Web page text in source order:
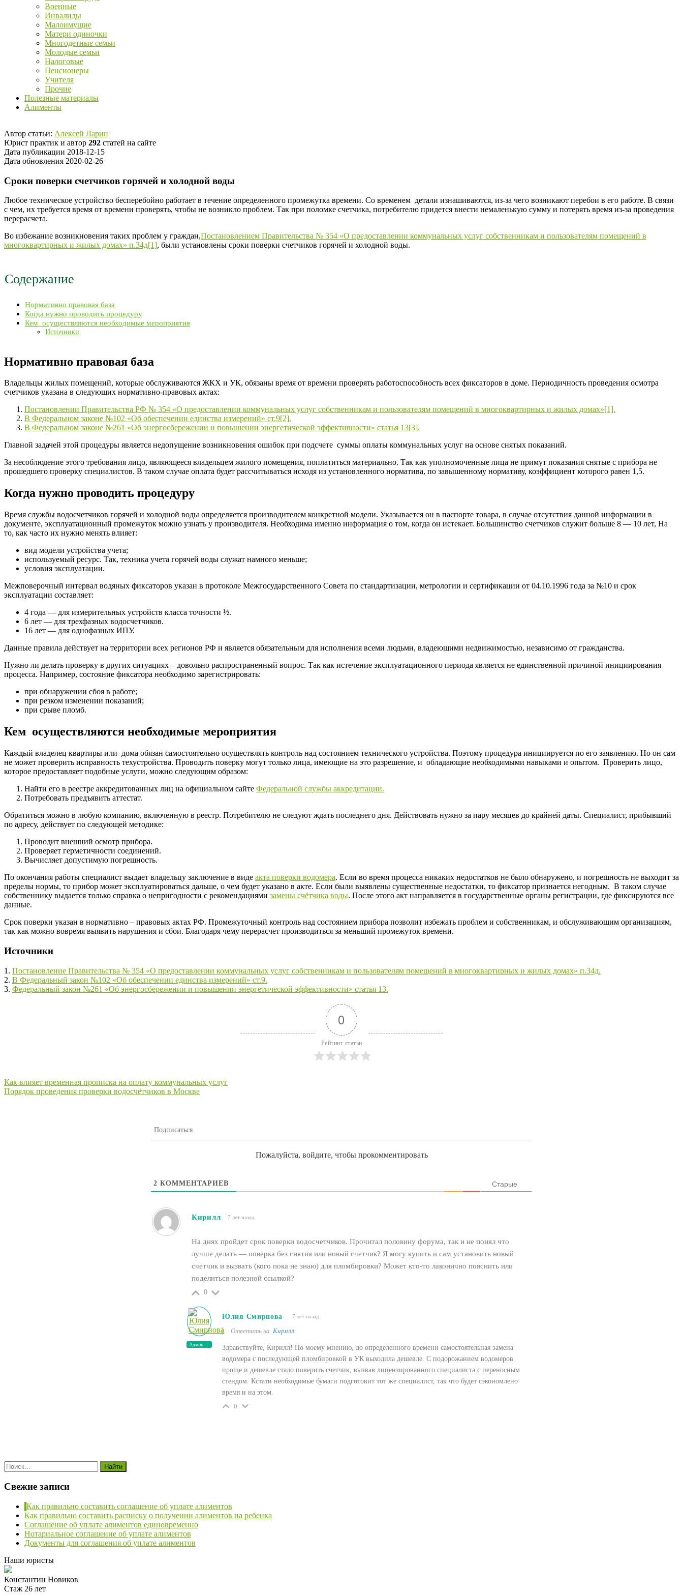
Военные
Инвалиды
Малоимущие
Матери одиночки
Многодетные семьи
Молодые семьи
Налоговые
Пенсионеры
Учителя
Прочие
Полезные материалы
Алименты
Автор статьи: Алексей Ларин
Юрист практик и автор 292 статей на сайте
Дата публикации 2018-12-15
Дата обновления 2020-02-26
Сроки поверки счетчиков горячей и холодной воды
Любое техническое устройство бесперебойно работает в течение определенного промежутка времени. Со временем детали изнашиваются, из-за чего возникают перебои в его работе. В связи
с чем, их требуется время от времени проверять, чтобы не возникло проблем. Так при поломке счетчика, потребителю придется внести немаленькую сумму и потерять время из-за проведения
перерасчета.
Во избежание возникновения таких проблем у граждан,Постановлением Правительства № 354 «О предоставлении коммунальных услуг собственникам и пользователям помещений в
многоквартирных и жилых домах» п.34д[1], были установлены сроки поверки счетчиков горячей и холодной воды.
Содержание
Нормативно правовая база
Когда нужно проводить процедуру
Кем осуществляются необходимые мероприятия
Источники
Нормативно правовая база
Владельцы жилых помещений, которые обслуживаются ЖКХ и УК, обязаны время от времени проверять работоспособность всех фиксаторов в доме. Периодичность проведения осмотра
счетчиков указана в следующих нормативно-правовых актах:
Постановлении Правительства РФ № 354 «О предоставлении коммунальных услуг собственникам и пользователям помещений в многоквартирных и жилых домах»[1].
В Федеральном законе №102 «Об обеспечении единства измерений» ст.9[2].
В Федеральном законе №261 «Об энергосбережении и повышении энергетической эффективности» статья 13[3].
Главной задачей этой процедуры является недопущение возникновения ошибок при подсчете суммы оплаты коммунальных услуг на основе снятых показаний.
За несоблюдение этого требования лицо, являющееся владельцем жилого помещения, поплатиться материально. Так как уполномоченные лица не примут показания снятые с прибора не
прошедшего проверку специалистов. В таком случае оплата будет рассчитываться исходя из установленного норматива, по завышенному нормативу, коэффициент которого равен 1,5.
Когда нужно проводить процедуру
Время службы водосчетчиков горячей и холодной воды определяется производителем конкретной модели. Указывается он в паспорте товара, в случае отсутствия данной информации в
документе, эксплуатационный промежуток можно узнать у производителя. Необходима именно информация о том, когда он истекает. Большинство счетчиков служит больше 8 — 10 лет, На
то, как часто их нужно менять влияет:
вид модели устройства учета;
используемый ресурс. Так, техника учета горячей воды служат намного меньше;
условия эксплуатации.
Межповерочный интервал водяных фиксаторов указан в протоколе Межгосударственного Совета по стандартизации, метрологии и сертификации от 04.10.1996 года за №10 и срок
эксплуатации составляет:
4 года — для измерительных устройств класса точности ½.
6 лет — для трехфазных водосчетчиков.
16 лет — для однофазных ИПУ.
Данные правила действует на территории всех регионов РФ и является обязательным для исполнения всеми людьми, владеющими недвижимостью, независимо от гражданства.
Нужно ли делать проверку в других ситуациях – довольно распространенный вопрос. Так как истечение эксплуатационного периода является не единственной причиной инициирования
процесса. Например, состояние фиксатора необходимо зарегистрировать:
при обнаружении сбоя в работе;
при резком изменении показаний;
при срыве пломб.
Кем осуществляются необходимые мероприятия
Каждый владелец квартиры или дома обязан самостоятельно осуществлять контроль над состоянием технического устройства. Поэтому процедура инициируется по его заявлению. Но он сам
не может проверить исправность техустройства. Проводить поверку могут только лица, имеющие на это разрешение, и обладающие необходимыми навыками и опытом. Проверить лицо,
которое предоставляет подобные услуги, можно следующим образом:
Найти его в реестре аккредитованных лиц на официальном сайте Федеральной службы аккредитации.
Потребовать предъявить аттестат.
Обратиться можно в любую компанию, включенную в реестр. Потребителю не следуют ждать последнего дня. Действовать нужно за пару месяцев до крайней даты. Специалист, прибывший
по адресу, действует по следующей методике:
Проводит внешний осмотр прибора.
Проверяет герметичности соединений.
Вычисляет допустимую погрешность.
По окончания работы специалист выдает владельцу заключение в виде акта поверки водомера. Если во время процесса никаких недостатков не было обнаружено, и погрешность не выходит за
пределы нормы, то прибор может эксплуатироваться дальше, о чем будет указано в акте. Если были выявлены существенные недостатки, то фиксатор признается негодным. В таком случае
собственнику выдается только справка о непригодности с рекомендациями замены счётчика воды. После этого акт направляется в государственные органы регистрации, где фиксируются все
данные.
Срок поверки указан в нормативно – правовых актах РФ. Промежуточный контроль над состоянием прибора позволит избежать проблем и собственникам, и обслуживающим организациям,
так как можно вовремя выявить нарушения и сбои. Благодаря чему перерасчет производиться за меньший промежуток времени.
Источники
1. Постановление Правительства № 354 «О предоставлении коммунальных услуг собственникам и пользователям помещений в многоквартирных и жилых домах» п.34д.
2. В Федеральный закон №102 «Об обеспечении единства измерений» ст.9.
3. Федеральный закон №261 «Об энергосбережении и повышении энергетической эффективности» статья 13.
0
Рейтинг статьи
Навигация
по
Как влияет временная прописка на оплату коммунальных услуг
Порядок проведения проверки водосчётчиков в Москве
Подписаться
Пожалуйста, войдите, чтобы прокомментировать
2 КОММЕНТАРИЕВ Старые
Кирилл 7 лет назад
На днях пройдет срок поверки водосчетчиков. Прочитал половину форума, так и не понял что
лучше делать — поверка без снятия или новый счетчик? Я могу купить и сам установить новый
счетчик и вызвать (кого пока не знаю) для пломбировки? Может кто-то лаконично пояснить или
поделиться полезной ссылкой?
0
Юлия Смирнова 7 лет назад
Ответить на Кирилл
Здравствуйте, Кирилл! По моему мнению, до определенного времени самостоятельная замена
водомера с последующей пломбировкой в УК выходила дешевле. С подорожанием водомеров
проще и дешевле стало поверить счетчик, вызвав лицензированного специалиста с переносным
стендом. Кстати необходимые бумаги подготовит тот же специалист, так что будет сэкономлено
время и на этом.
0
Свежие записи
Как правильно составить соглашение об уплате алиментов
Как правильно составить расписку о получении алиментов на ребенка
Соглашение об уплате алиментов единовременно
Нотариальное соглашение об уплате алиментов
Документы для соглашения об уплате алиментов
Наши юристы
Константин Новиков
Стаж 26 лет